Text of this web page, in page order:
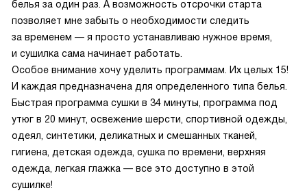
белья за один раз. А возможность отсрочки старта
позволяет мне забыть о необходимости следить
за временем — я просто устанавливаю нужное время,
и сушилка сама начинает работать.
Особое внимание хочу уделить программам. Их целых 15!
И каждая предназначена для определенного типа белья.
Быстрая программа сушки в 34 минуты, программа под
утюг в 20 минут, освежение шерсти, спортивной одежды,
одеял, синтетики, деликатных и смешанных тканей,
гигиена, детская одежда, сушка по времени, верхняя
одежда, легкая глажка — все это доступно в этой
сушилке!